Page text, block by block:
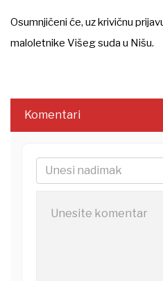
Osumnjičeni će, uz krivičnu
maloletnike Višeg suda u Nišu.
Komentari